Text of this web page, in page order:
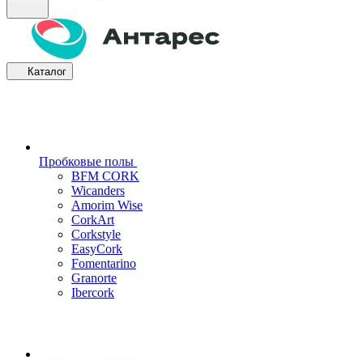
Каталог
Пробковые полы
BFM CORK
Wicanders
Amorim Wise
CorkArt
Corkstyle
EasyCork
Fomentarino
Granorte
Ibercork